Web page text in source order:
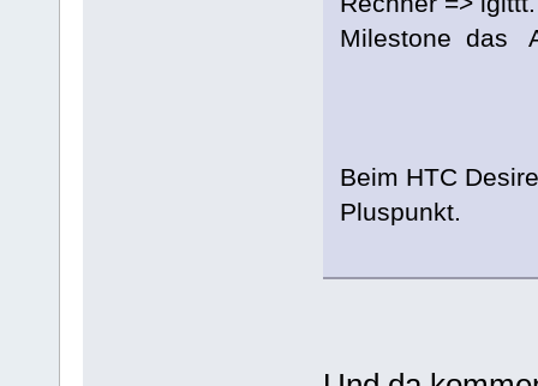
Milestone das
Beim HTC
Pluspunkt.